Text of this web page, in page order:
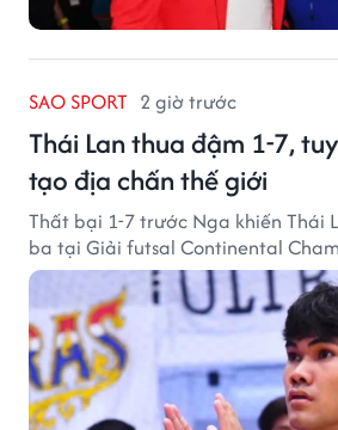
SAO SPORT 2 giờ trước
Thái Lan thua đậm 1-7,
tạo địa chấn thế giới
Thất bại 1-7 trước Nga khiến Thái
ba tại Giải futsal Continental